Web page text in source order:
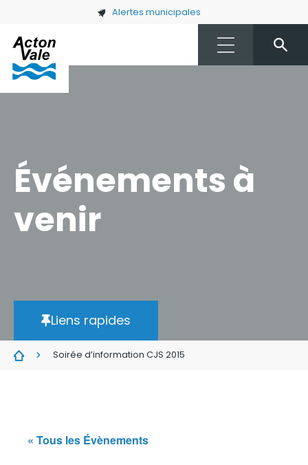
Skip to main content Alertes municipales
Événements à
venir
Liens rapides
Soirée d’information CJS 2015
« Tous les Évènements